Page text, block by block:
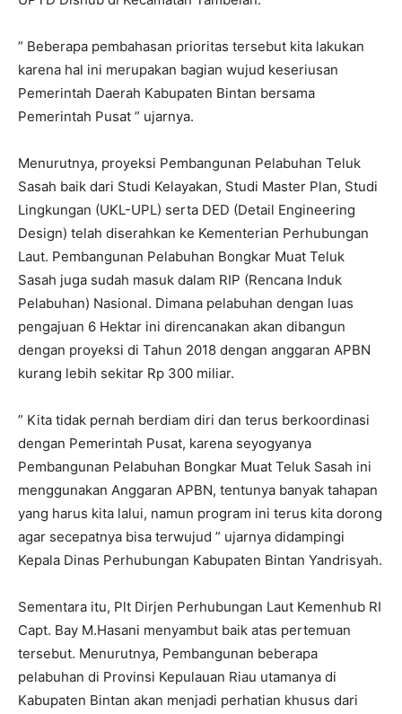
” Beberapa pembahasan prioritas tersebut kita lakukan
karena hal ini merupakan bagian wujud keseriusan
Pemerintah Daerah Kabupaten Bintan bersama
Pemerintah Pusat ” ujarnya.
Menurutnya, proyeksi Pembangunan Pelabuhan Teluk
Sasah baik dari Studi Kelayakan, Studi Master Plan, Studi
Lingkungan (UKL-UPL) serta DED (Detail Engineering
Design) telah diserahkan ke Kementerian Perhubungan
Laut. Pembangunan Pelabuhan Bongkar Muat Teluk
Sasah juga sudah masuk dalam RIP (Rencana Induk
Pelabuhan) Nasional. Dimana pelabuhan dengan luas
pengajuan 6 Hektar ini direncanakan akan dibangun
dengan proyeksi di Tahun 2018 dengan anggaran APBN
kurang lebih sekitar Rp 300 miliar.
” Kita tidak pernah berdiam diri dan terus berkoordinasi
dengan Pemerintah Pusat, karena seyogyanya
Pembangunan Pelabuhan Bongkar Muat Teluk Sasah ini
menggunakan Anggaran APBN, tentunya banyak tahapan
yang harus kita lalui, namun program ini terus kita dorong
agar secepatnya bisa terwujud ” ujarnya didampingi
Kepala Dinas Perhubungan Kabupaten Bintan Yandrisyah.
Sementara itu, Plt Dirjen Perhubungan Laut Kemenhub RI
Capt. Bay M.Hasani menyambut baik atas pertemuan
tersebut. Menurutnya, Pembangunan beberapa
pelabuhan di Provinsi Kepulauan Riau utamanya di
Kabupaten Bintan akan menjadi perhatian khusus dari